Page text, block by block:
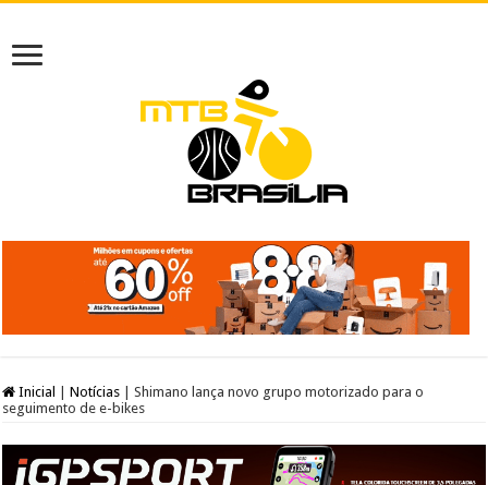
Inicial Notícias
Shimano lança novo grupo motorizado para o
seguimento de e-bikes